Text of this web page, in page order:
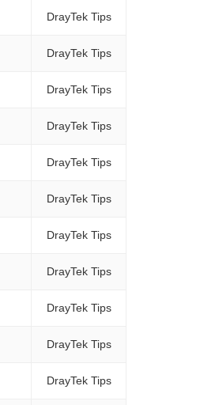
DrayTek Tips
DrayTek Tips
DrayTek Tips
DrayTek Tips
DrayTek Tips
DrayTek Tips
DrayTek Tips
DrayTek Tips
DrayTek Tips
DrayTek Tips
DrayTek Tips